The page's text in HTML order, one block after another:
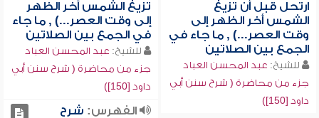
ارتحل قبل أن تزيغ
الشمس أخر الظهر إلى
وقت العصر...) , ما جاء في
الجمع بين الصلاتين
للشيخ: عبد المحسن العباد
جزء من محاضرة ( شرح سنن أبي
داود [150])
تزيغ الشمس أخر الظهر
إلى وقت العصر...) , ما جاء
في الجمع بين الصلاتين
للشيخ: عبد المحسن العباد
جزء من محاضرة ( شرح سنن أبي
داود [150])
الفهرس: شرح